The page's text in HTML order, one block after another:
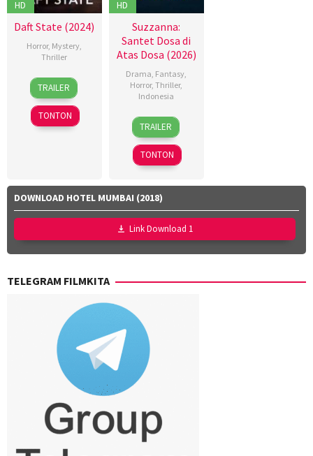
HD
Daft State (2024)
Horror, Mystery,
Thriller
14
Nov
2024
Chad
Bishoff
TRAILER
TONTON
HD
Suzzanna:
Santet Dosa di
Atas Dosa (2026)
Drama, Fantasy,
Horror,Thriller,
Indonesia
18
Mar
2026
Azhar
Kinoi
Lubis,
Hollynov
Mutia
Effendi,
Nurul
Ravika
TRAILER
TONTON
DOWNLOAD HOTEL MUMBAI (2018)
Link Download 1
TELEGRAM FILMKITA